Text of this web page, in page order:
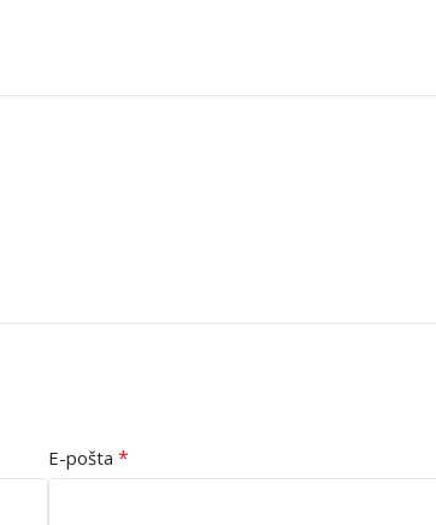
E-pošta *